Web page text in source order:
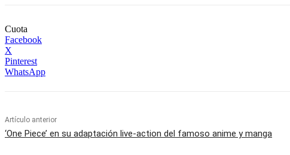
Cuota
Facebook
X
Pinterest
WhatsApp
Artículo anterior
‘One Piece’ en su adaptación live-action del famoso anime y manga